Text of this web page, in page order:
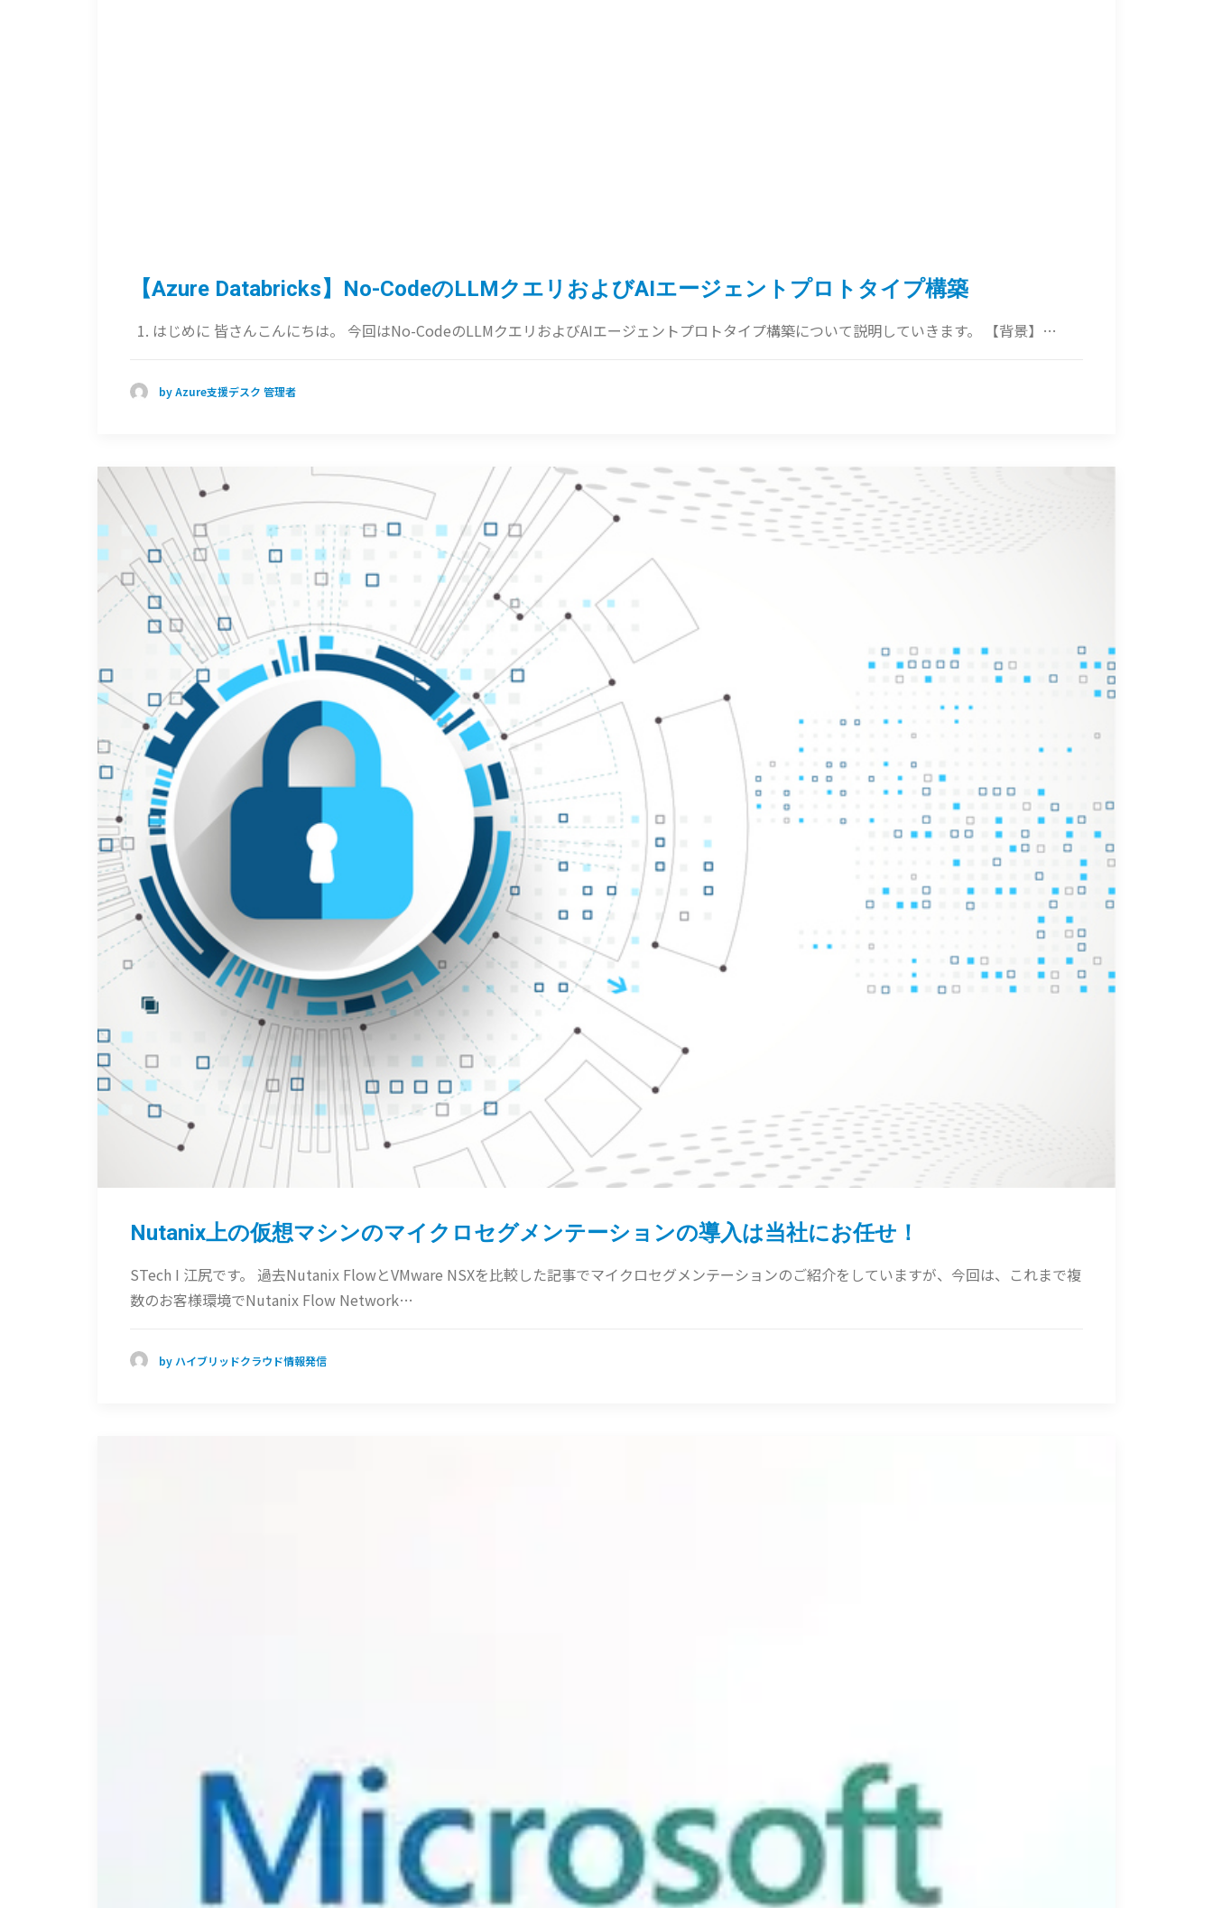
【Azure Databricks】No-CodeのLLMクエリおよびAIエージェントプロトタイプ構築
1. はじめに 皆さんこんにちは。 今回はNo-CodeのLLMクエリおよびAIエージェントプロトタイプ構築について説明していきます。 【背景】…
by Azure支援デスク 管理者
Nutanix上の仮想マシンのマイクロセグメンテーションの導入は当社にお任せ！
STech I 江尻です。 過去Nutanix FlowとVMware NSXを比較した記事でマイクロセグメンテーションのご紹介をしていますが、今回は、これまで複
数のお客様環境でNutanix Flow Network…
by ハイブリッドクラウド情報発信